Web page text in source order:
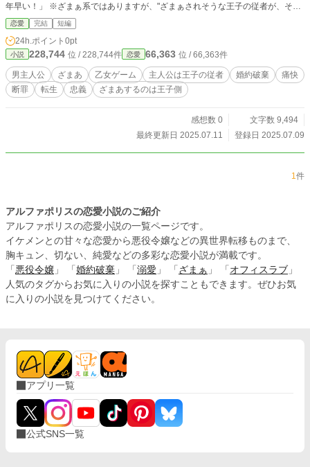
年早い！」 ※ざまぁ系ではありますが、"ざまぁされそうな王子の従者が、それ
を阻止して悪役令嬢気取りの転生者をざまぁし返す話"です。主従モノに近いの
恋愛 完結 短編
24h.ポイント 0pt
小説 228,744 位 / 228,744件 恋愛 66,363 位 / 66,363件
男主人公 ざまあ 乙女ゲーム 主人公は王子の従者 婚約破棄
痛快
断罪
転生 忠義 ざまあするのは王子側
感想数 0
文字数 9,494
最終更新日 2025.07.11
登録日 2025.07.09
1件
アルファポリスの恋愛小説のご紹介
アルファポリスの恋愛小説の一覧ページです。
イケメンとの甘々な恋愛から悪役令嬢などの異世界転移ものまで、
胸キュン、切ない、純愛などの多彩な恋愛小説が満載です。
「 悪役令嬢 」 「 婚約破棄 」 「 溺愛 」 「 ざまぁ 」 「 オフィスラブ 」
人気のタグからお気に入りの小説を探すこともできます。ぜひお気
に入りの小説を見つけてください。
アプリ一覧
公式SNS一覧